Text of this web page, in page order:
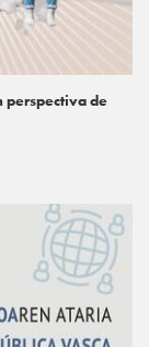
perspectiva de